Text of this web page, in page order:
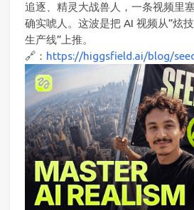
追逐、精灵大战兽人，一条视频里
确实唬人。这波是把 AI 视频从”炫
生产线”上推。
🔗： https://higgsfield.ai/blog/